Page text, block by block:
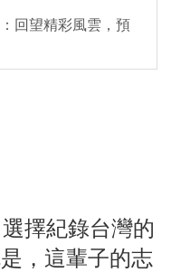
回望精彩風雲，預
擇紀錄台灣的
，這輩子的志